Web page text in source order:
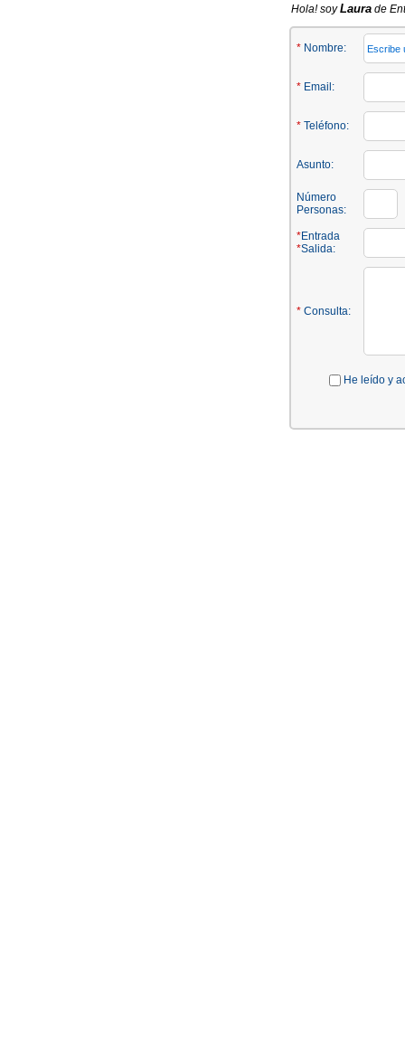
Hola! soyLaura de
* Nombre:
* Email:
* Teléfono:
Asunto:
Número
Personas:
*Entrada
*Salida:
* Consulta:
He leído y